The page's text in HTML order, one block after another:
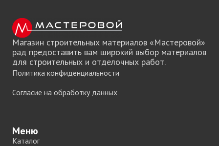
Магазин строительных материалов «Мастеровой»
рад предоставить вам широкий выбор материалов
для строительных и отделочных работ.
Политика конфиденциальности
Согласие на обработку данных
Меню
Каталог